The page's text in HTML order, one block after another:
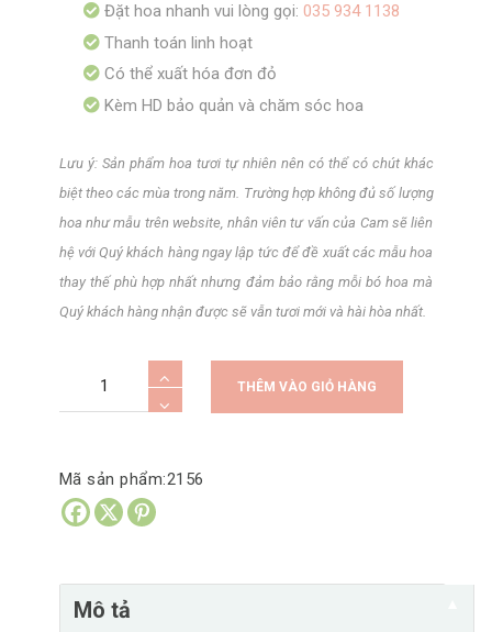
Đặt hoa nhanh vui lòng gọi: 035 934 1138
Thanh toán linh hoạt
Có thể xuất hóa đơn đỏ
Kèm HD bảo quản và chăm sóc hoa
Lưu ý: Sản phẩm hoa tươi tự nhiên nên có thể có chút khác
biệt theo các mùa trong năm. Trường hợp không đủ số lượng
hoa như mẫu trên website, nhân viên tư vấn của Cam sẽ liên
hệ với Quý khách hàng ngay lập tức để đề xuất các mẫu hoa
thay thế phù hợp nhất nhưng đảm bảo rằng mỗi bó hoa mà
Quý khách hàng nhận được sẽ vẫn tươi mới và hài hòa nhất.
nhật
mệnh
Kim
THÊM VÀO GIỎ HÀNG
t
Mã sản phẩm:2156
Mô tả